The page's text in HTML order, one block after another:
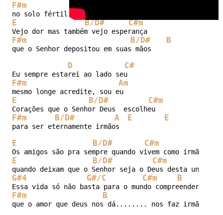
F#m
E B/D# C#m
Vejo dor mas também vejo esperança
F#m B/D# B
que o Senhor depositou em suas mãos
D C#
Eu sempre estarei ao lado seu
F#m Am
mesmo longe acredite, sou eu
E B/D# C#m
Corações que o Senhor Deus  escolheu
F#m B/D# A E E
para ser eternamente irmãos
E B/D# C#m
E B/D# C#m
G#4 G#/C C#m B
F#m B
que o amor que deus nos dá........ nos faz irmãos